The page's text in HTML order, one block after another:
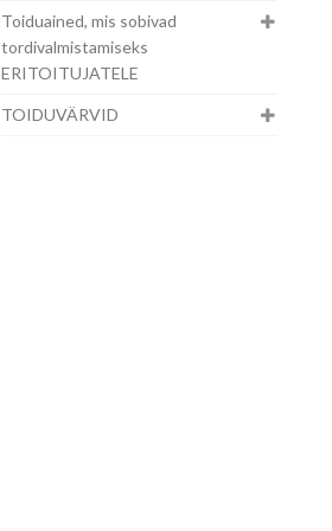
Toiduained, mis sobivad
tordivalmistamiseks
ERITOITUJATELE
TOIDUVÄRVID